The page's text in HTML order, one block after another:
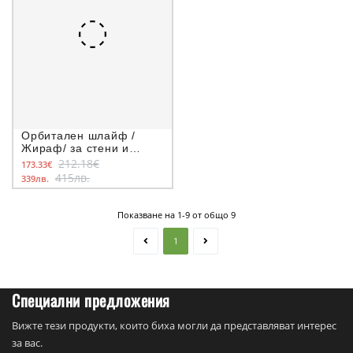
Орбитален шлайф /
Жираф/ за стени и
тавани Stanley
SFMEE500S, Ф225 мм.
173.33€ 212.18€
339лв. 415лв.
Показване на 1-9 от общо 9
1
Специални предложения
Вижте тези продукти, които биха могли да представляват интерес
за вас.